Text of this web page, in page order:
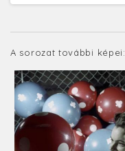
A sorozat további képei: